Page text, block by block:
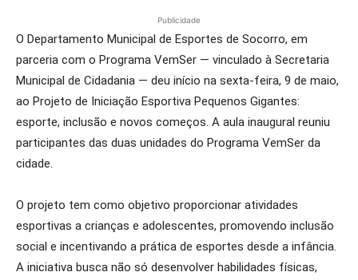
Publicidade
O Departamento Municipal de Esportes de Socorro, em
parceria com o Programa VemSer — vinculado à Secretaria
Municipal de Cidadania — deu início na sexta-feira, 9 de maio,
ao Projeto de Iniciação Esportiva Pequenos Gigantes:
esporte, inclusão e novos começos. A aula inaugural reuniu
participantes das duas unidades do Programa VemSer da
cidade.
O projeto tem como objetivo proporcionar atividades
esportivas a crianças e adolescentes, promovendo inclusão
social e incentivando a prática de esportes desde a infância.
A iniciativa busca não só desenvolver habilidades físicas,